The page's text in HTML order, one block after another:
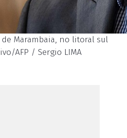
Marambaia, no litoral sul
AFP / Sergio LIMA